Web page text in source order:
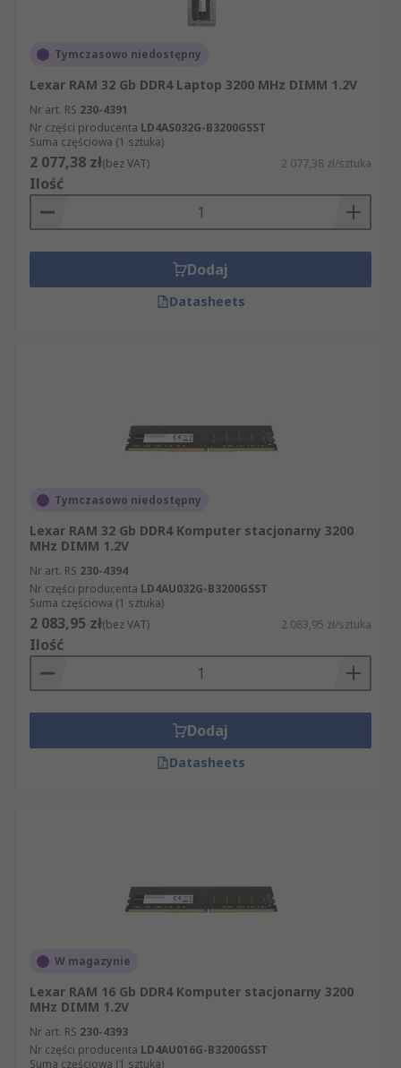
Tymczasowo niedostępny
Lexar RAM 32 Gb DDR4 Laptop 3200 MHz DIMM 1.2V
Nr art. RS 230-4391
Nr części producenta LD4AS032G-B3200GSST
Suma częściowa (1 sztuka)
2 077,38 zł(bez VAT) 2 077,38 zł/sztuka
Ilość
Dodaj
Datasheets
Tymczasowo niedostępny
Lexar RAM 32 Gb DDR4 Komputer stacjonarny 3200
MHz DIMM 1.2V
Nr art. RS 230-4394
Nr części producenta LD4AU032G-B3200GSST
Suma częściowa (1 sztuka)
2 083,95 zł(bez VAT) 2 083,95 zł/sztuka
Ilość
Dodaj
Datasheets
W magazynie
Lexar RAM 16 Gb DDR4 Komputer stacjonarny 3200
MHz DIMM 1.2V
Nr art. RS 230-4393
Nr części producenta LD4AU016G-B3200GSST
Suma częściowa (1 sztuka)